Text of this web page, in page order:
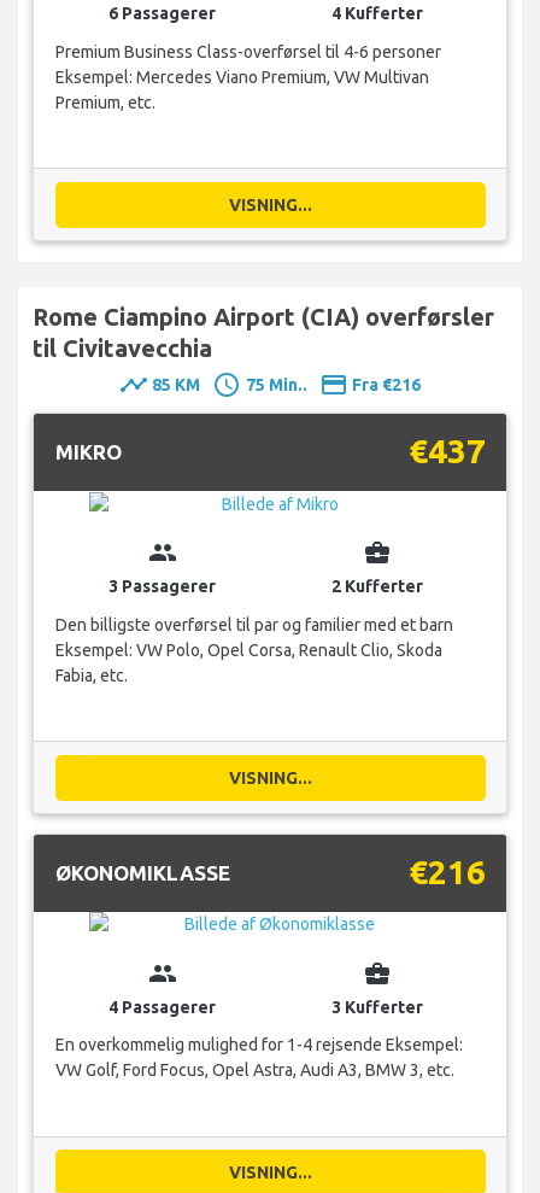
6 Passagerer
4 Kufferter
Premium Business Class-overførsel til 4-6 personer
Eksempel: Mercedes Viano Premium, VW Multivan
Premium, etc.
VISNING...
Rome Ciampino Airport (CIA) overførsler
til Civitavecchia
timeline 85 KM schedule 75 Min.. payment Fra €216
MIKRO €437
group
3 Passagerer
business_center
2 Kufferter
Den billigste overførsel til par og familier med et barn
Eksempel: VW Polo, Opel Corsa, Renault Clio, Skoda
Fabia, etc.
VISNING...
ØKONOMIKLASSE €216
group
4 Passagerer
business_center
3 Kufferter
En overkommelig mulighed for 1-4 rejsende Eksempel:
VW Golf, Ford Focus, Opel Astra, Audi A3, BMW 3, etc.
VISNING...